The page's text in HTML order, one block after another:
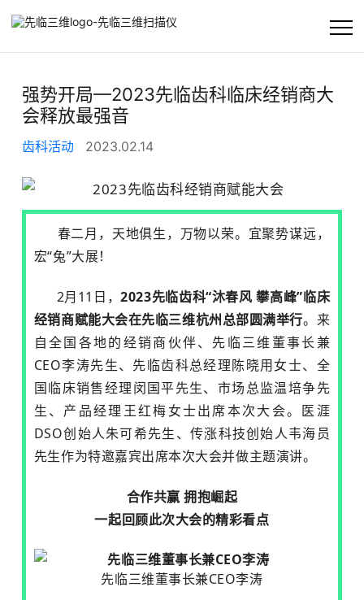
首页
公司
客户支持
资讯
强势开局—2023先临齿科临床经销商大
会释放最强音
齿科活动 2023.02.14
春二月，天地俱生，万物以荣。宜聚势谋远，
宏“兔”大展！
2月11日，2023先临齿科“沐春风 攀高峰”临床
经销商赋能大会在先临三维杭州总部圆满举行。来
自全国各地的经销商伙伴、先临三维董事长兼
CEO李涛先生、先临齿科总经理陈晓用女士、全
国临床销售经理闵国平先生、市场总监温培争先
生、产品经理王红梅女士出席本次大会。医涯
DSO创始人朱可希先生、传涨科技创始人韦海员
先生作为特邀嘉宾出席本次大会并做主题演讲。
合作共赢 拥抱崛起
一起回顾此次大会的精彩看点
先临三维董事长兼CEO李涛